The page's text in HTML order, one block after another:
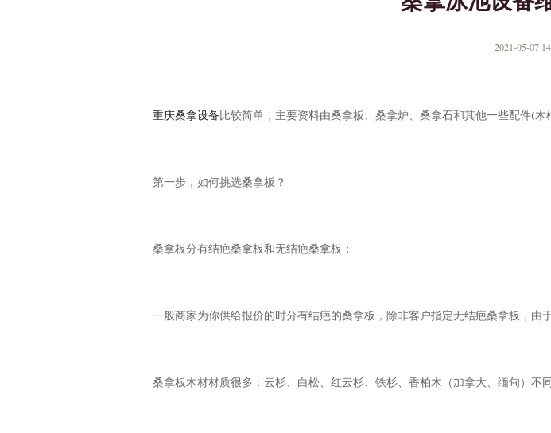
2021-05-07
重庆桑拿设备比较简单，主要资料由桑拿板、桑拿炉、桑拿石和其他一些配件(木
第一步，如何挑选桑拿板？
桑拿板分有结疤桑拿板和无结疤桑拿板；
一般商家为你供给报价的时分有结疤的桑拿板，除非客户指定无结疤桑拿板，由
桑拿板木材材质很多：云杉、白松、红云杉、铁杉、香柏木（加拿大、缅甸）不